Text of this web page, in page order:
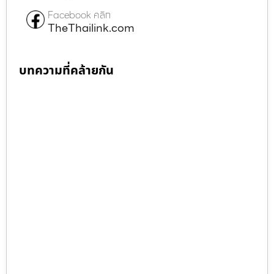
Facebook คลิก
TheThailink.com
บทความที่คล้ายกัน